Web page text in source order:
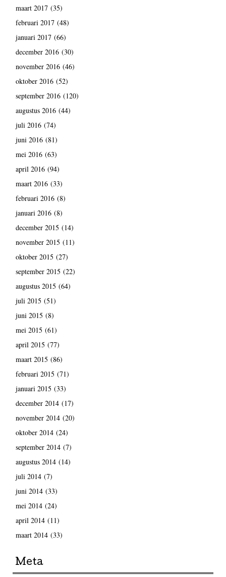
maart 2017(35)
februari 2017(48)
januari 2017(66)
december 2016(30)
november 2016(46)
oktober 2016(52)
september 2016(120)
augustus 2016(44)
juli 2016(74)
juni 2016(81)
mei 2016(63)
april 2016(94)
maart 2016(33)
februari 2016(8)
januari 2016(8)
december 2015 (14)
november 2015 (11)
oktober 2015 (27)
september 2015 (22)
augustus 2015 (64)
juli 2015 (51)
juni 2015 (8)
mei 2015 (61)
april 2015 (77)
maart 2015 (86)
februari 2015 (71)
januari 2015 (33)
december 2014(17)
november 2014(20)
oktober 2014(24)
september 2014(7)
augustus 2014(14)
juli 2014(7)
juni 2014(33)
mei 2014(24)
april 2014(11)
maart 2014(33)
Meta